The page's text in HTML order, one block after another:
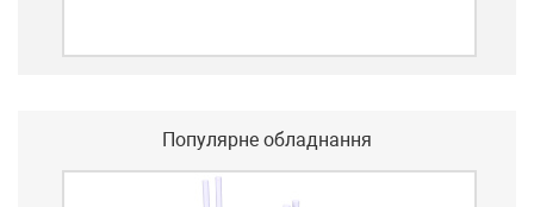
Популярне обладнання